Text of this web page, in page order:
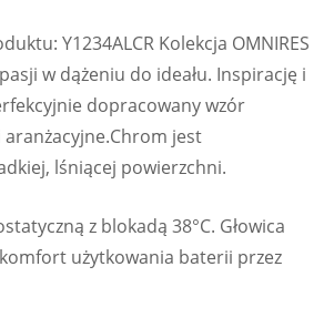
Y1234ALCR Kolekcja OMNIRES
w dążeniu do ideału. Inspirację i
dopracowany wzór
jest
lśniącej powierzchni.
z blokadą 38°C. Głowica
użytkowania baterii przez